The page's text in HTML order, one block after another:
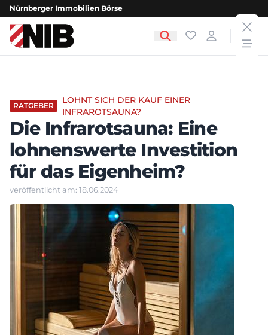
Nürnberger Immobilien Börse
NIB - Nürnberger Immobilien Börse Favoriten
Login
RATGEBER
LOHNT SICH DER KAUF EINER
INFRAROTSAUNA?
Die Infrarotsauna: Eine
lohnenswerte Investition
für das Eigenheim?
veröffentlicht am: 18.06.2024